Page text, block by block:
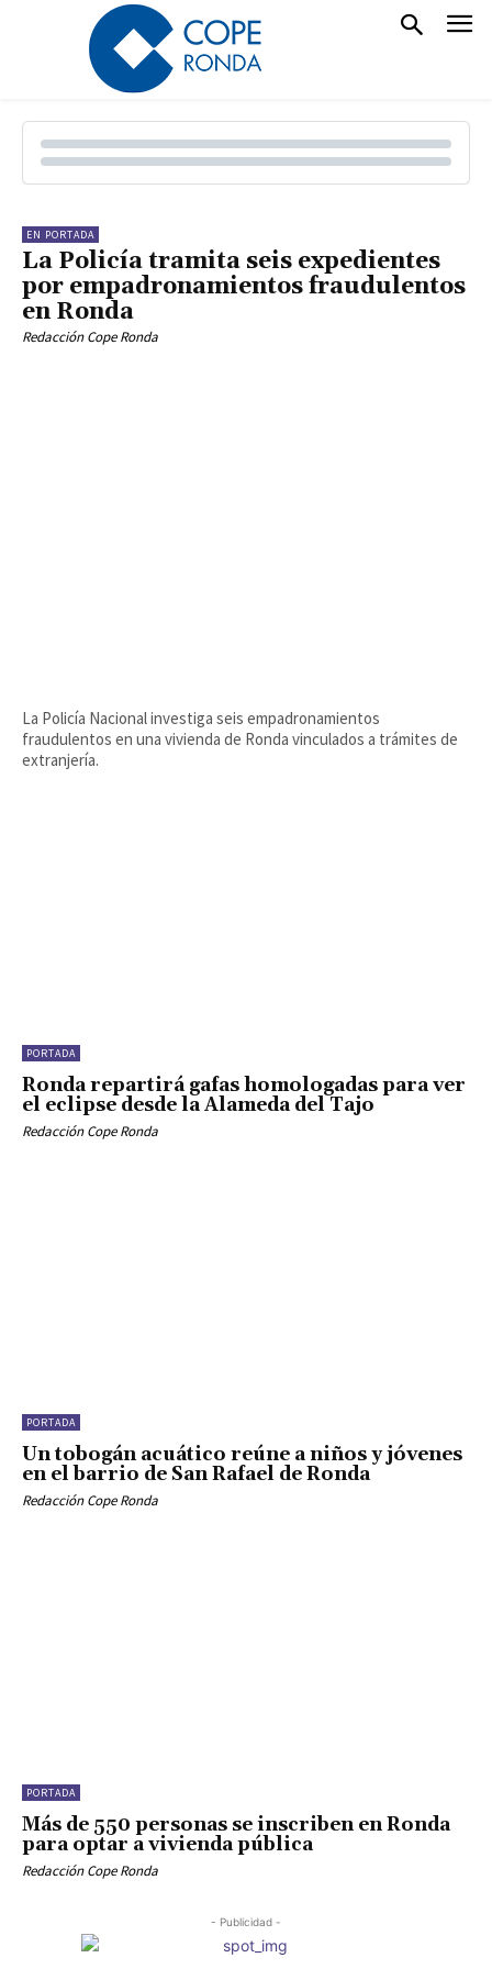
EN PORTADA
La Policía tramita seis expedientes
por empadronamientos fraudulentos
en Ronda
Redacción Cope Ronda
La Policía Nacional investiga seis empadronamientos
fraudulentos en una vivienda de Ronda vinculados a trámites de
extranjería.
PORTADA
Ronda repartirá gafas homologadas para ver
el eclipse desde la Alameda del Tajo
Redacción Cope Ronda
PORTADA
Un tobogán acuático reúne a niños y jóvenes
en el barrio de San Rafael de Ronda
Redacción Cope Ronda
PORTADA
Más de 550 personas se inscriben en Ronda
para optar a vivienda pública
Redacción Cope Ronda
- Publicidad -